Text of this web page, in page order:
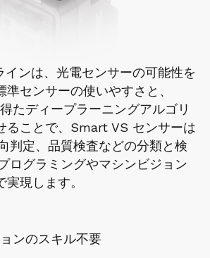
ンは、光電センサーの可能性を
センサーの使いやすさと、
たディープラーニングアルゴリ
ることで、Smart VS センサーは
判定、品質検査などの分類と検
ログラミングやマシンビジョン
現します。
ンのスキル不要